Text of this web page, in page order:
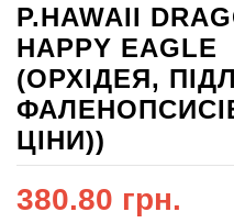
P.HAWAII
HAPPY EAGLE
(ОРХІДЕЯ,
ЦІНИ))
380.80 грн.